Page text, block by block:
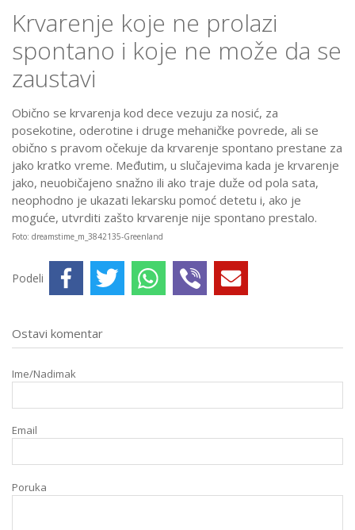
Krvarenje koje ne prolazi
spontano i koje ne može da se
zaustavi
Obično se krvarenja kod dece vezuju za nosić, za
posekotine, oderotine i druge mehaničke povrede, ali se
obično s pravom očekuje da krvarenje spontano prestane za
jako kratko vreme. Međutim, u slučajevima kada je krvarenje
jako, neuobičajeno snažno ili ako traje duže od pola sata,
neophodno je ukazati lekarsku pomoć detetu i, ako je
moguće, utvrditi zašto krvarenje nije spontano prestalo.
Foto: dreamstime_m_3842135-Greenland
Podeli
Ostavi komentar
Ime/Nadimak
Email
Poruka